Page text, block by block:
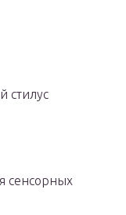
стилус
сенсорных